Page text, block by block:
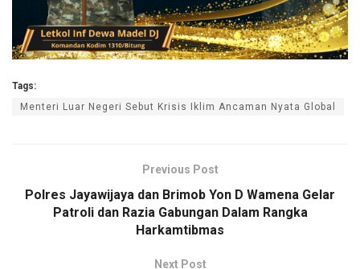
Tags:
Menteri Luar Negeri Sebut Krisis Iklim Ancaman Nyata Global
Previous Post
Polres Jayawijaya dan Brimob Yon D Wamena Gelar
Patroli dan Razia Gabungan Dalam Rangka
Harkamtibmas
Next Post